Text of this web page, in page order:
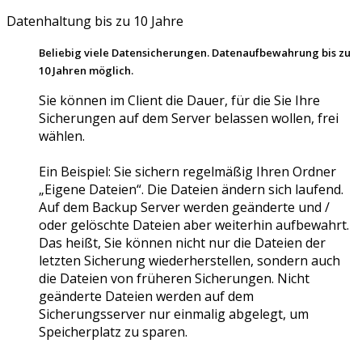
Datenhaltung bis zu 10 Jahre
Beliebig viele Datensicherungen. Datenaufbewahrung bis zu
10 Jahren möglich.
Sie können im Client die Dauer, für die Sie Ihre
Sicherungen auf dem Server belassen wollen, frei
wählen.
Ein Beispiel: Sie sichern regelmäßig Ihren Ordner
„Eigene Dateien“. Die Dateien ändern sich laufend.
Auf dem Backup Server werden geänderte und /
oder gelöschte Dateien aber weiterhin aufbewahrt.
Das heißt, Sie können nicht nur die Dateien der
letzten Sicherung wiederherstellen, sondern auch
die Dateien von früheren Sicherungen. Nicht
geänderte Dateien werden auf dem
Sicherungsserver nur einmalig abgelegt, um
Speicherplatz zu sparen.